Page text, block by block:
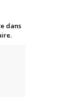
dans